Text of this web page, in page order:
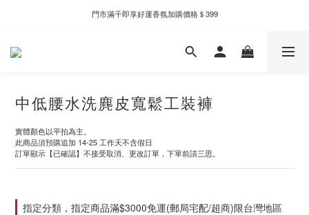
新自製款系列首批限時優惠｜單件95折，任兩件9折
門市滿千即享好運香氛加購價格＄399
中低腰水洗麂皮寬鬆工裝褲
實體顏色以平拍為主。
此商品須預購追加 14-25 工作天不含假日
訂單顯示【已確認】不接受取消、更改訂單，下單前請三思。
指定分類，指定商品滿$3000免運(郵局宅配/超商)限台灣地區